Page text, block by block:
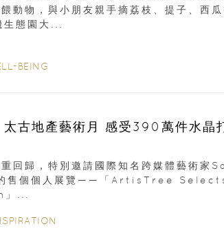
動物，與小朋友親手摘荔枝、提子、西瓜
態園大...
BEING
古地產藝術月 感受390萬件水晶
回歸，特別邀請國際知名跨媒體藝術家
售個個人展覽——「ArtisTree
...